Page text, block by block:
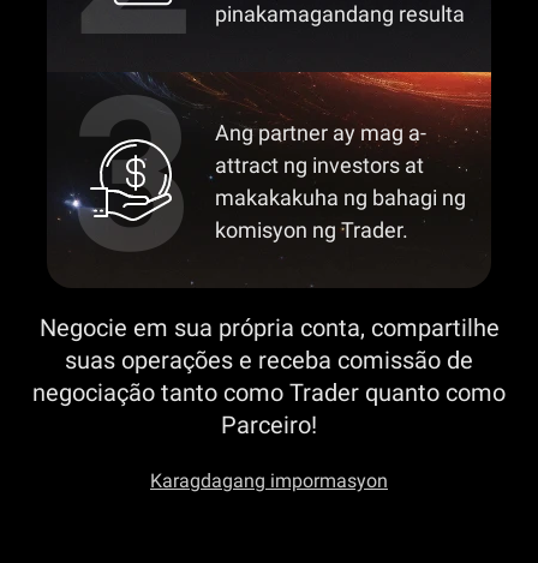
pinakamagandang resulta
Ang partner ay mag a-
attract ng investors at
makakakuha ng bahagi ng
komisyon ng Trader.
Negocie em sua própria conta, compartilhe
suas operações e receba comissão de
negociação tanto como Trader quanto como
Parceiro!
Karagdagang impormasyon